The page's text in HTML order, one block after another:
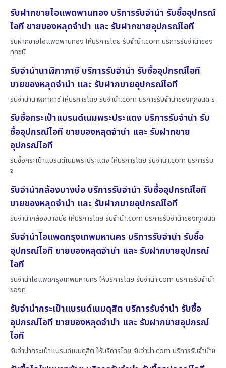
รับฝากขายไอแพดพานทอง บริการรับจำนำ รับซื้ออุปกรณ์
ไอที ขายของหลุดจำนำ และ รับฝากขายอุปกรณ์ไอที
รับฝากขายไอแพดพานทอง ให้บริการโดย รับจํานํา.com บริการรับจำนำของ
ทุกชนิ
รับจำนำนาฬิกาภาชี บริการรับจำนำ รับซื้ออุปกรณ์ไอที
ขายของหลุดจำนำ และ รับฝากขายอุปกรณ์ไอที
รับจำนำนาฬิกาภาชี ให้บริการโดย รับจํานํา.com บริการรับจำนำของทุกชนิด ร
รับซื้อกระเป๋าแบรนด์เนมพระประแดง บริการรับจำนำ รับ
ซื้ออุปกรณ์ไอที ขายของหลุดจำนำ และ รับฝากขาย
อุปกรณ์ไอที
รับซื้อกระเป๋าแบรนด์เนมพระประแดง ให้บริการโดย รับจํานํา.com บริการรับ
จ
รับจำนำกล้องบางบ่อ บริการรับจำนำ รับซื้ออุปกรณ์ไอที
ขายของหลุดจำนำ และ รับฝากขายอุปกรณ์ไอที
รับจำนำกล้องบางบ่อ ให้บริการโดย รับจํานํา.com บริการรับจำนำของทุกชนิด
รับจำนำไอแพดกรุงเทพมหานคร บริการรับจำนำ รับซื้อ
อุปกรณ์ไอที ขายของหลุดจำนำ และ รับฝากขายอุปกรณ์
ไอที
รับจำนำไอแพดกรุงเทพมหานคร ให้บริการโดย รับจํานํา.com บริการรับจำนำ
ของท
รับจำนำกระเป๋าแบรนด์เนมดุสิต บริการรับจำนำ รับซื้อ
อุปกรณ์ไอที ขายของหลุดจำนำ และ รับฝากขายอุปกรณ์
ไอที
รับจำนำกระเป๋าแบรนด์เนมดุสิต ให้บริการโดย รับจํานํา.com บริการรับจำนำข